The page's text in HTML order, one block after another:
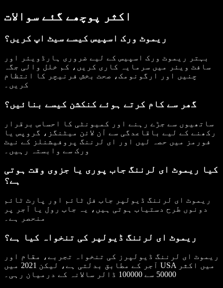
اکثر پوچھے گئے سوالات
ریموٹ ورک اسپیس کیسے سیٹ اپ کریں؟
بہتر ریموٹ ورک اسپیس کے لیے ضروری ہارڈویئر اور
سافٹ ویئر میں سرمایہ کاری کریں، کم خلل والی جگہ
چنیں اور ارگونومک، صحت بخش فرنیچر کا انتظام
کریں۔
گھر سے کام کرتے ہوئے کنکشن کیسے بنائیں؟
ساتھیوں سے جڑے رہنے اور کمیونٹی کا احساس برقرار
رکھنے کے لیے باقاعدگی سے آن لائن میٹنگز، گروپس یا
فورمز میں حصہ لیں اور ای لرننگ پروفیشنلز کے نیٹ
ورک سے وابستہ رہیں۔
کیا ریموٹ ای لرننگ جاب پوری یا جزوی وقت ہوتی
ہے؟
ریموٹ ای لرننگ ڈیولپر جاب فل ٹائم اور پارٹ ٹائم
دونوں طرح دستیاب ہوتی ہیں، یہ جاب رول یا آجر پر
منحصر ہے۔
ریموٹ ای لرننگ ڈیولپر کی تنخواہ کیا ہے؟
ریموٹ ای لرننگ ڈیولپرز کی تنخواہ تجربے، مقام اور
آجر کے مطابق بدلتی ہے، لیکن 2021 میں USA میں اکثر
50000 سے 100000 ڈالر سالانہ کے درمیان رہی۔